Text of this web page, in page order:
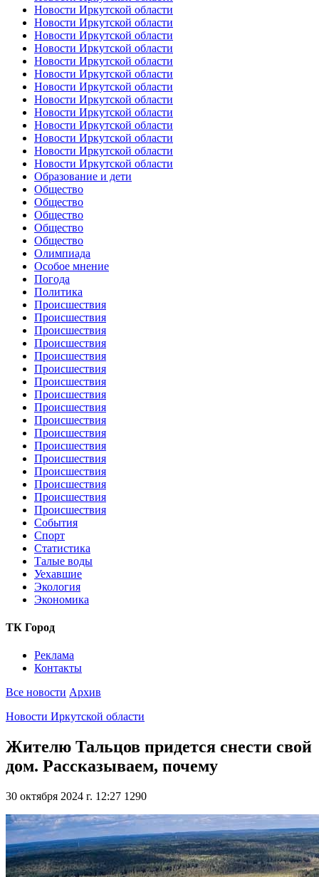
Новости Иркутской области
Новости Иркутской области
Новости Иркутской области
Новости Иркутской области
Новости Иркутской области
Новости Иркутской области
Новости Иркутской области
Новости Иркутской области
Новости Иркутской области
Новости Иркутской области
Новости Иркутской области
Новости Иркутской области
Новости Иркутской области
Образование и дети
Общество
Общество
Общество
Общество
Общество
Олимпиада
Особое мнение
Погода
Политика
Происшествия
Происшествия
Происшествия
Происшествия
Происшествия
Происшествия
Происшествия
Происшествия
Происшествия
Происшествия
Происшествия
Происшествия
Происшествия
Происшествия
Происшествия
Происшествия
Происшествия
События
Спорт
Статистика
Талые воды
Уехавшие
Экология
Экономика
ТК Город
Реклама
Контакты
Все новости Архив
Новости Иркутской области
Жителю Тальцов придется снести свой
дом. Рассказываем, почему
30 октября 2024 г. 12:27 1290